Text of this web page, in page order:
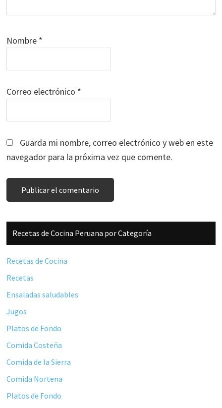
Nombre *
Correo electrónico *
Guarda mi nombre, correo electrónico y web en este
navegador para la próxima vez que comente.
Barra
lateral
principal
Recetas de Cocina Peruana por Categoría
Recetas de Cocina
Recetas
Ensaladas saludables
Jugos
Platos de Fondo
Comida Costeña
Comida de la Sierra
Comida Nortena
Platos de Fondo